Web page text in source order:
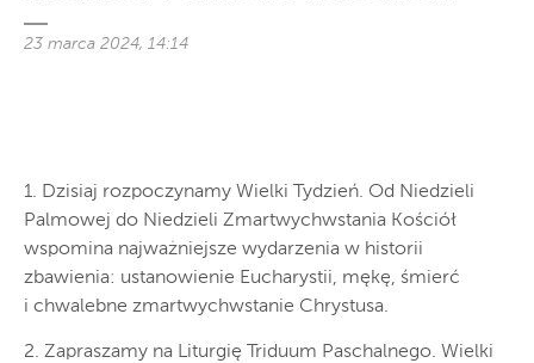
23 marca 2024, 14:14
1. Dzisiaj rozpoczynamy Wielki Tydzień. Od Niedzieli
Palmowej do Niedzieli Zmartwychwstania Kościół
wspomina najważniejsze wydarzenia w historii
zbawienia: ustanowienie Eucharystii, mękę, śmierć
i chwalebne zmartwychwstanie Chrystusa.
2. Zapraszamy na Liturgię Triduum Paschalnego. Wielki